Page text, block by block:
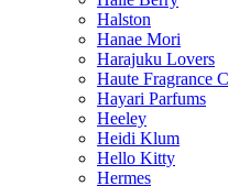
Halston
Hanae Mori
Harajuku Lovers
Haute Fragrance
Hayari Parfums
Heeley
Heidi Klum
Hello Kitty
Hermes